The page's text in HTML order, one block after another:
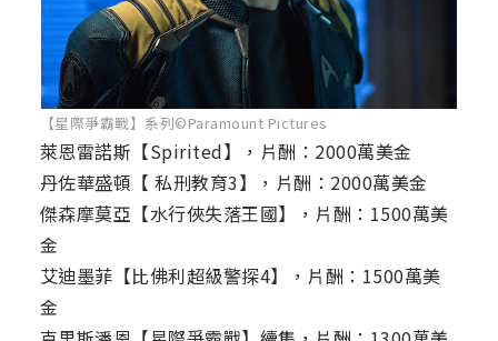
【星際爭霸戰】系列©Paramount Pictures
萊恩雷諾斯【Spirited】，片酬：2000萬美金
丹佐華盛頓【 私刑教育3】，片酬：2000萬美金
傑森摩莫亞【水行俠失落王國】，片酬：1500萬美
金
艾迪墨菲【比佛利超級警探4】，片酬：1500萬美
金